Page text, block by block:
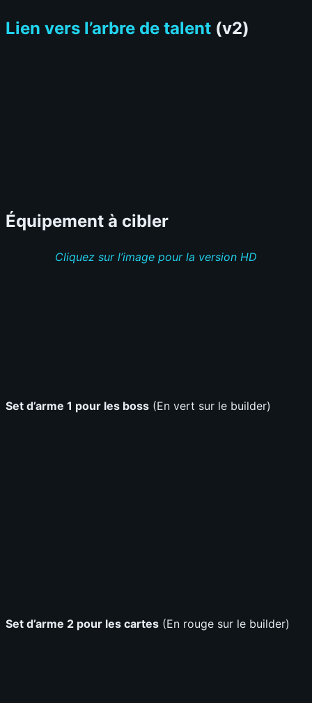
Lien vers l’arbre de talent (v2)
Équipement à cibler
Cliquez sur l’image pour la version HD
Set d’arme 1 pour les boss (En vert sur le builder)
Set d’arme 2 pour les cartes (En rouge sur le builder)